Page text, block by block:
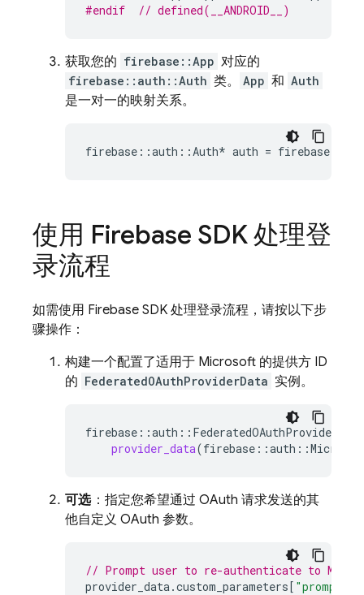
#endif
// defined(__ANDROID__)
获取您的 firebase::App 对应的
firebase::auth::Auth 类。 App 和 Auth
是一对一的映射关系。
firebase ::auth ::Auth* auth = firebase
使用 Firebase SDK 处理登
录流程
如需使用 Firebase SDK 处理登录流程，请按以下步
骤操作：
构建一个配置了适用于 Microsoft 的提供方 ID
的 FederatedOAuthProviderData 实例。
firebase ::auth :: FederatedOAuthProviderData
provider_data(firebase ::auth ::
可选：指定您希望通过 OAuth 请求发送的其
他自定义 OAuth 参数。
// Prompt user to re-authenticate to
provider_data.custom_parameters[ "prompt"